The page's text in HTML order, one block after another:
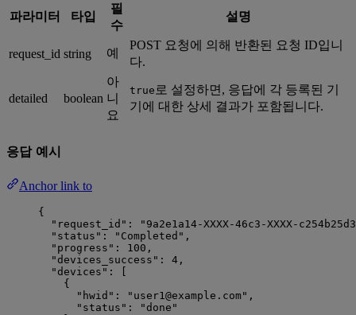
파라미터 타입
필
수
설명
request_id string 예
POST 요청에 의해 반환된 요청 ID입니
다.
detailed boolean
아
니
요
true 로 설정하면, 응답에 각 등록된 기
기에 대한 상세 결과가 포함됩니다.
응답 예시
Anchor link to
{
"request_id" : " 9a2e1a14-XXXX-46c3-XXXX-
"status" : " Completed " ,
"progress" : 100 ,
"devices_success" : 4 ,
"devices" : [
{
"hwid" : " user1@example.com" ,
"status" : "done "